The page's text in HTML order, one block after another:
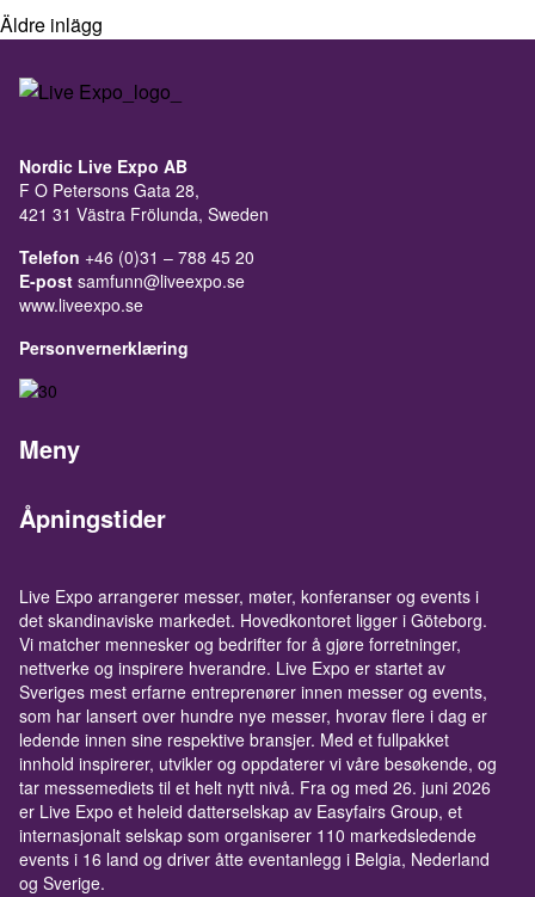
Äldre inlägg
Nordic Live Expo AB
F O Petersons Gata 28,
421 31 Västra Frölunda, Sweden
Telefon +46 (0)31 – 788 45 20
E-post samfunn@liveexpo.se
www.liveexpo.se
Personvernerklæring
Meny
Åpningstider
Live Expo arrangerer messer, møter, konferanser og events i
det skandinaviske markedet. Hovedkontoret ligger i Göteborg.
Vi matcher mennesker og bedrifter for å gjøre forretninger,
nettverke og inspirere hverandre. Live Expo er startet av
Sveriges mest erfarne entreprenører innen messer og events,
som har lansert over hundre nye messer, hvorav flere i dag er
ledende innen sine respektive bransjer. Med et fullpakket
innhold inspirerer, utvikler og oppdaterer vi våre besøkende, og
tar messemediets til et helt nytt nivå. Fra og med 26. juni 2026
er Live Expo et heleid datterselskap av Easyfairs Group, et
internasjonalt selskap som organiserer 110 markedsledende
events i 16 land og driver åtte eventanlegg i Belgia, Nederland
og Sverige.